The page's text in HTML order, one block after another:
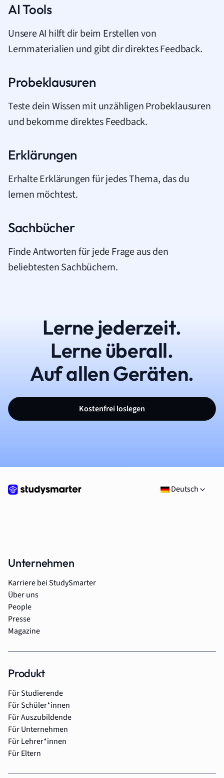
AI Tools
Unsere AI hilft dir beim Erstellen von
Lernmaterialien und gibt dir direktes Feedback.
Probeklausuren
Teste dein Wissen mit unzähligen Probeklausuren
und bekomme direktes Feedback.
Erklärungen
Erhalte Erklärungen für jedes Thema, das du
lernen möchtest.
Sachbücher
Finde Antworten für jede Frage aus den
beliebtesten Sachbüchern.
Lerne jederzeit.
Lerne überall.
Auf allen Geräten.
Kostenfrei loslegen
Deutsch
Unternehmen
Karriere bei StudySmarter
Über uns
People
Presse
Magazine
Produkt
Für Studierende
Für Schüler*innen
Für Auszubildende
Für Unternehmen
Für Lehrer*innen
Für Eltern